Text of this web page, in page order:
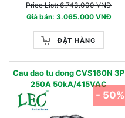
Price List: 6.743.000 VNĐ
Giá bán: 3.065.000 VNĐ
ĐẶT HÀNG
Cau dao tu dong CVS160N 3P
250A 50kA/415VAC
- 50%